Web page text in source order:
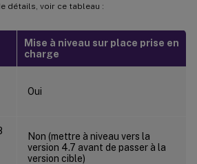
détails, voir ce tableau :
Mise à niveau sur place prise en
charge
Oui
Non (mettre à niveau vers la
version 4.7 avant de passer à la
version cible)